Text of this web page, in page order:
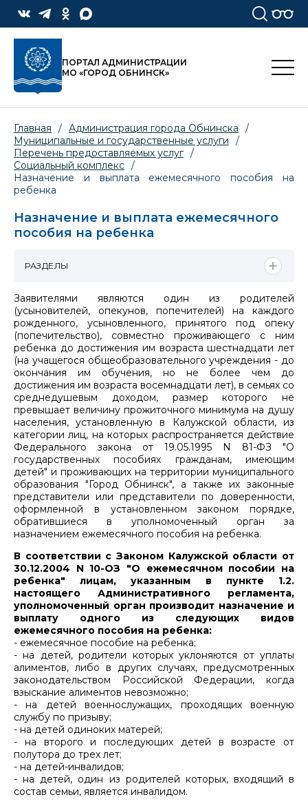
ПОРТАЛ АДМИНИСТРАЦИИ
МО «ГОРОД ОБНИНСК»
Главная / Администрация города Обнинска
/
Муниципальные и государственные услуги
/
Перечень предоставляемых услуг /
Социальный комплекс /
Назначение и выплата ежемесячного пособия на
ребенка
Назначение и выплата ежемесячного
пособия на ребенка
Заявителями являются один из родителей
(усыновителей, опекунов, попечителей) на каждого
рожденного, усыновленного, принятого под опеку
(попечительство), совместно проживающего с ним
ребенка до достижения им возраста шестнадцати лет
(на учащегося общеобразовательного учреждения - до
окончания им обучения, но не более чем до
достижения им возраста восемнадцати лет), в семьях со
среднедушевым доходом, размер которого не
превышает величину прожиточного минимума на душу
населения, установленную в Калужской области, из
категории лиц, на которых распространяется действие
Федерального закона от 19.05.1995 N 81-ФЗ "О
государственных пособиях гражданам, имеющим
детей" и проживающих на территории муниципального
образования "Город Обнинск", а также их законные
представители или представители по доверенности,
оформленной в установленном законом порядке,
обратившиеся в уполномоченный орган за
назначением ежемесячного пособия на ребенка.
В соответствии с Законом Калужской области от
30.12.2004 N 10-ОЗ "О ежемесячном пособии на
ребенка" лицам, указанным в пункте 1.2.
настоящего Административного регламента,
уполномоченный орган производит назначение и
выплату одного из следующих видов
ежемесячного пособия на ребенка:
- ежемесячное пособие на ребенка;
- на детей, родители которых уклоняются от уплаты
алиментов, либо в других случаях, предусмотренных
законодательством Российской Федерации, когда
взыскание алиментов невозможно;
- на детей военнослужащих, проходящих военную
службу по призыву;
- на детей одиноких матерей;
- на второго и последующих детей в возрасте от
полутора до трех лет;
- на детей-инвалидов;
- на детей, один из родителей которых, входящий в
состав семьи, является инвалидом.
РАЗДЕЛЫ